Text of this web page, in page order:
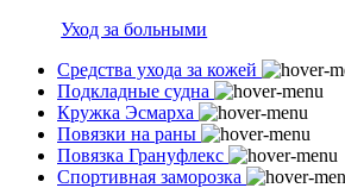
Уход за больными
Средства ухода за кожей
Подкладные судна
Кружка Эсмарха
Повязки на раны
Повязка Грануфлекс
Спортивная заморозка